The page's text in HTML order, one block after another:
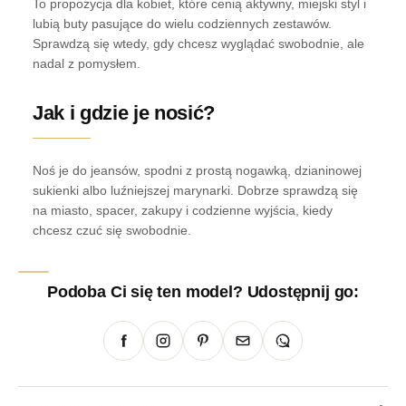
To propozycja dla kobiet, które cenią aktywny, miejski styl i
lubią buty pasujące do wielu codziennych zestawów.
Sprawdzą się wtedy, gdy chcesz wyglądać swobodnie, ale
nadal z pomysłem.
Jak i gdzie je nosić?
Noś je do jeansów, spodni z prostą nogawką, dzianinowej
sukienki albo luźniejszej marynarki. Dobrze sprawdzą się
na miasto, spacer, zakupy i codzienne wyjścia, kiedy
chcesz czuć się swobodnie.
Podoba Ci się ten model? Udostępnij go: